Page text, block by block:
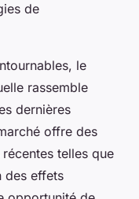
de
le
rassemble
dernières
offre des
telles que
des effets